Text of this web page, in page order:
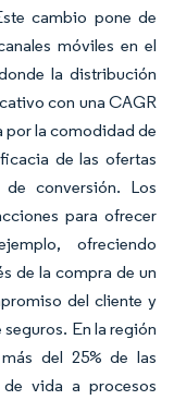
cambio pone de
móviles en el
la distribución
con una CAGR
por la comodidad de
de las ofertas
de conversión. Los
para ofrecer
ofreciendo
de la compra de un
del cliente y
En la región
del 25% de las
vida a procesos